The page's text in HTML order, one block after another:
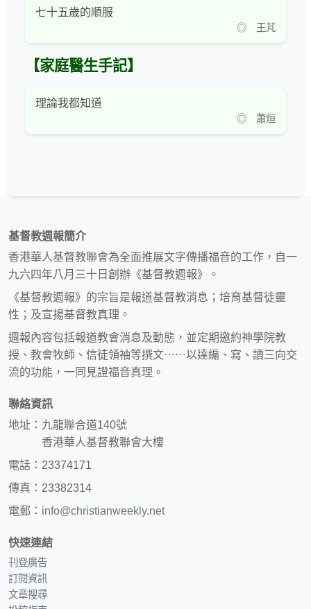
七十五歲的順服
◎ 王芃
【家庭醫生手記】
理論我都知道
◎ 蕭烜
基督教週報簡介
香港華人基督教聯會為全面推展文字傳播福音的工作，自一
九六四年八月三十日創辦《基督教週報》。
《基督教週報》的宗旨是報道基督教消息；培育基督徒靈
性；及宣揚基督教真理。
週報內容包括報道教會消息及動態，並定期邀約神學院教
授、教會牧師、信徒領袖等撰文⋯⋯以達編、寫、讀三向交
流的功能，一同見證福音真理。
聯絡資訊
地址：九龍聯合道140號
香港華人基督教聯會大樓
電話：23374171
傳真：23382314
電郵： info@christianweekly.net
快速連結
刊登廣告
訂閱資訊
文章搜尋